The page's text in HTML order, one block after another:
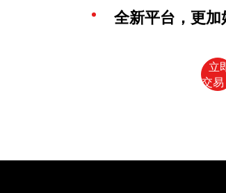
全新平台，更加